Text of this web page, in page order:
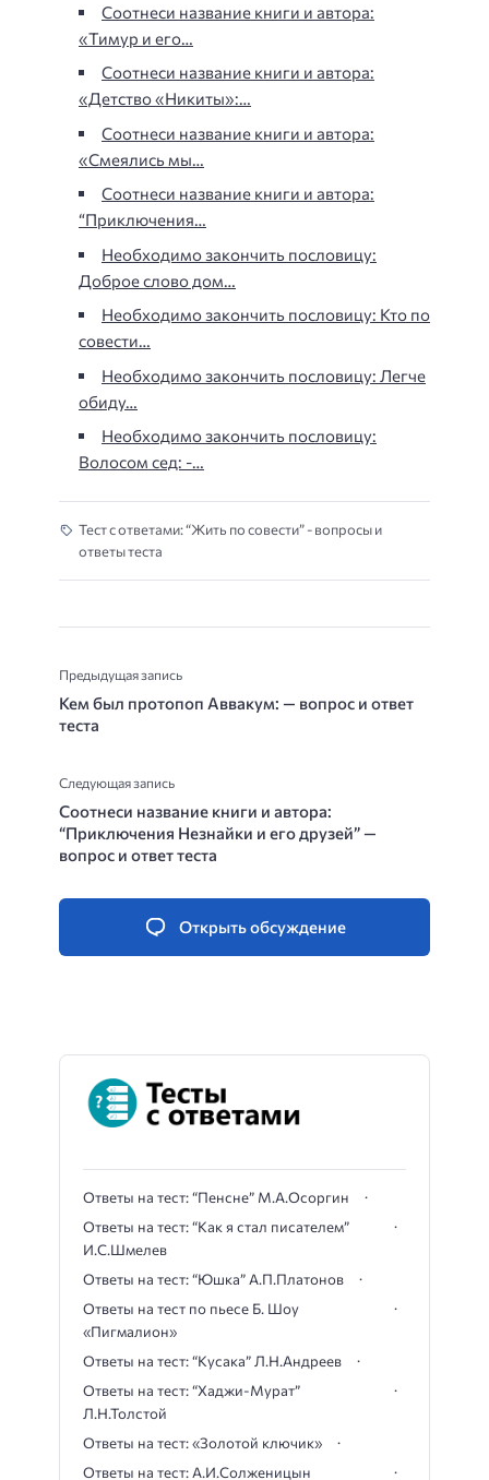
Соотнеси название книги и автора:
«Тимур и его…
Соотнеси название книги и автора:
«Детство «Никиты»:…
Соотнеси название книги и автора:
«Смеялись мы…
Соотнеси название книги и автора:
“Приключения…
Необходимо закончить пословицу:
Доброе слово дом…
Необходимо закончить пословицу: Кто по
совести…
Необходимо закончить пословицу: Легче
обиду…
Необходимо закончить пословицу:
Волосом сед: -…
Тест с ответами: “Жить по совести” - вопросы и
ответы теста
Предыдущая запись
Кем был протопоп Аввакум: — вопрос и ответ
теста
Следующая запись
Соотнеси название книги и автора:
“Приключения Незнайки и его друзей” —
вопрос и ответ теста
Открыть обсуждение
Ответы на тест: “Пенсне” М.А.Осоргин
Ответы на тест: “Как я стал писателем”
И.С.Шмелев
Ответы на тест: “Юшка” А.П.Платонов
Ответы на тест по пьесе Б. Шоу
«Пигмалион»
Ответы на тест: “Кусака” Л.Н.Андреев
Ответы на тест: “Хаджи-Мурат”
Л.Н.Толстой
Ответы на тест: «Золотой ключик»
Ответы на тест: А.И.Солженицын